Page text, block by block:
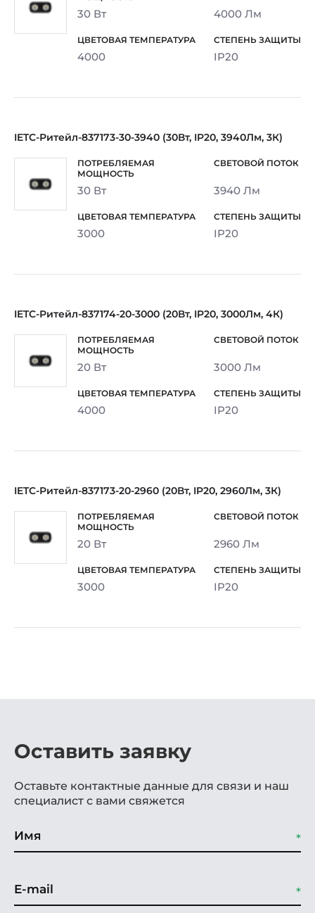
30 Вт 4000 Лм
4000 IP20
IETC-Ритейл-837173-30-3940 (30Вт, IP20, 3940Лм, 3К)
30 Вт 3940 Лм
3000 IP20
IETC-Ритейл-837174-20-3000 (20Вт, IP20, 3000Лм, 4К)
20 Вт 3000 Лм
4000 IP20
IETC-Ритейл-837173-20-2960 (20Вт, IP20, 2960Лм, 3К)
20 Вт 2960 Лм
3000 IP20
Оставить заявку
Оставьте контактные данные для связи и наш
специалист с вами свяжется